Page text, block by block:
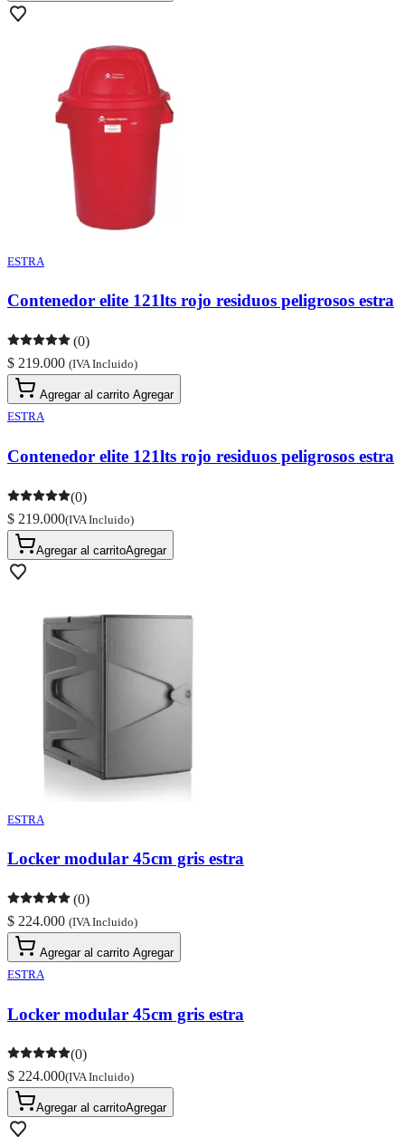
ESTRA
Contenedor elite 121lts rojo residuos peligrosos estra
(0)
$ 219.000 (IVA Incluido)
Agregar al carrito Agregar
ESTRA
Contenedor elite 121lts rojo residuos peligrosos estra
(0)
$ 219.000(IVA Incluido)
Agregar al carritoAgregar
ESTRA
Locker modular 45cm gris estra
(0)
$ 224.000 (IVA Incluido)
Agregar al carrito Agregar
ESTRA
Locker modular 45cm gris estra
(0)
$ 224.000(IVA Incluido)
Agregar al carritoAgregar